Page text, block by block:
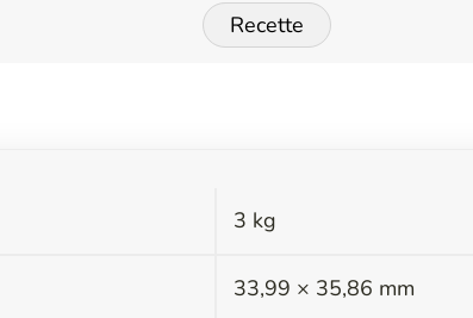
Recette
3 kg
33,99 × 35,86 mm